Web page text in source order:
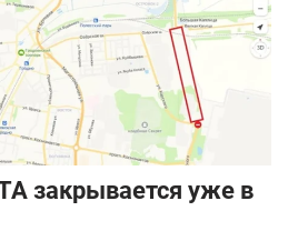
закрывается уже в